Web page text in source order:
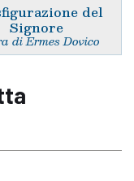
del
Signore
di Ermes Dovico